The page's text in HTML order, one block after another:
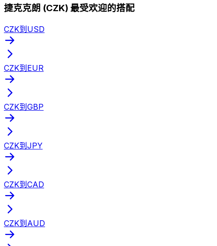
捷克克朗 (CZK) 最受欢迎的搭配
CZK到USD
CZK到EUR
CZK到GBP
CZK到JPY
CZK到CAD
CZK到AUD